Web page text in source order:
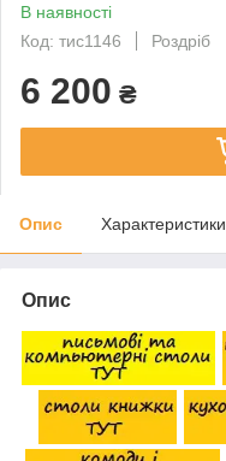
В наявності
Код: тис1146
Роздріб
6 200 ₴
Опис Характеристики
Опис